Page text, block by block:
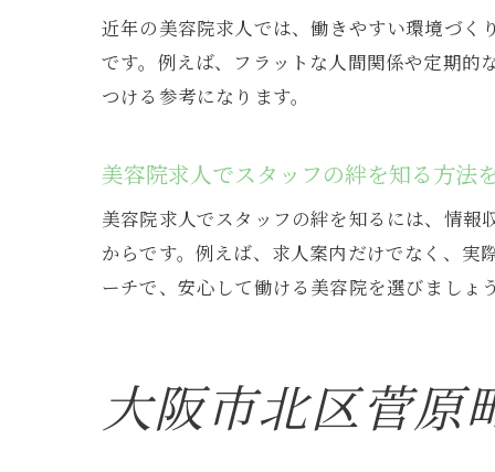
近年の美容院求人では、働きやすい環境づ
です。例えば、フラットな人間関係や定期的
つける参考になります。
美容院求人でスタッフの絆を知る方法
美容院求人でスタッフの絆を知るには、情
からです。例えば、求人案内だけでなく、
ーチで、安心して働ける美容院を選びましょ
大阪市北区菅原